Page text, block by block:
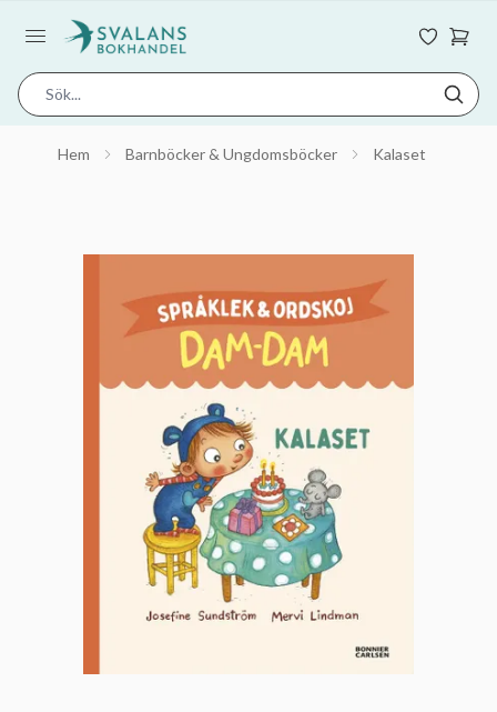
Hem Barnböcker & Ungdomsböcker Kalaset